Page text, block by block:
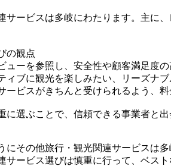
サービスは多岐にわたります。主に
の観点
ューを参照し、安全性や顧客満足度
ィブに観光を楽しみたい、リーズナ
ービスがきちんと受けられるよう、
に選ぶことで、信頼できる事業者と出
にその他旅行・観光関連サービスは
サービス選びは慎重に行って、ベスト